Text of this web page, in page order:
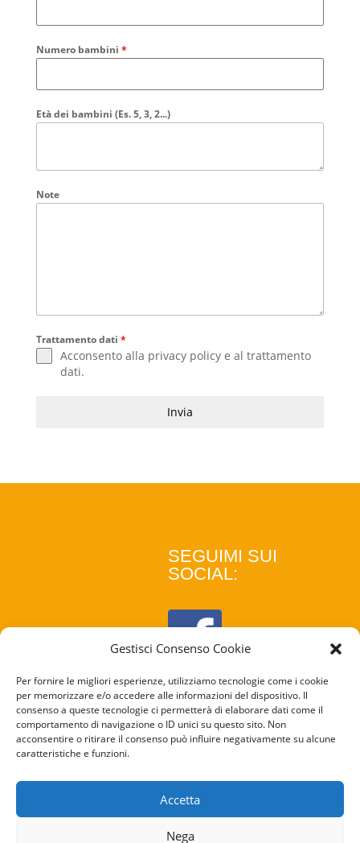
Gestisci Consenso Cookie
Per fornire le migliori esperienze, utilizziamo tecnologie come i cookie
per memorizzare e/o accedere alle informazioni del dispositivo. Il
consenso a queste tecnologie ci permetterà di elaborare dati come il
comportamento di navigazione o ID unici su questo sito. Non
acconsentire o ritirare il consenso può influire negativamente su alcune
caratteristiche e funzioni.
Accetta
Nega
Numero bambini *
Età dei bambini (Es. 5, 3, 2...)
Note
Trattamento dati *
Acconsento alla privacy policye al trattamento
dati.
Invia
SEGUIMI SUI
SOCIAL:
COOKIE
POLICY
PRIVACY